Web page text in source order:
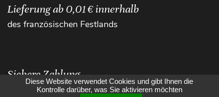
Lieferung ab 0,01 € innerhalb
des französischen Festlands
Sichere Zahlung
Diese Website verwendet Cookies und gibt Ihnen die
Kontrolle darüber, was Sie aktivieren möchten